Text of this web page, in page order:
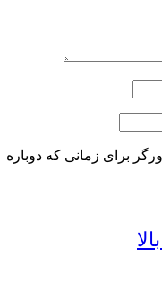
زمانی که دوباره